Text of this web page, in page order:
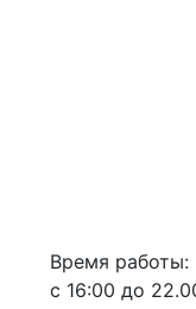
Время работы:
с 16:00 до